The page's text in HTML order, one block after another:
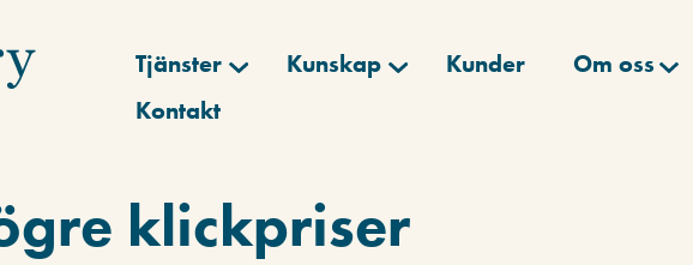
Tjänster Kunskap Kunder
Om oss
Kontakt
klickpriser